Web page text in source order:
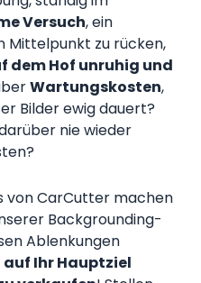
Versuch, ein
Mittelpunkt zu rücken,
dem Hof unruhig und
Wartungskosten,
Bilder ewig dauert?
nie wieder
von CarCutter machen
Backgrounding-
Ablenkungen
auf Ihr Hauptziel